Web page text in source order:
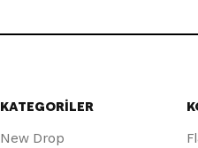
KATEGORİLER
New Drop